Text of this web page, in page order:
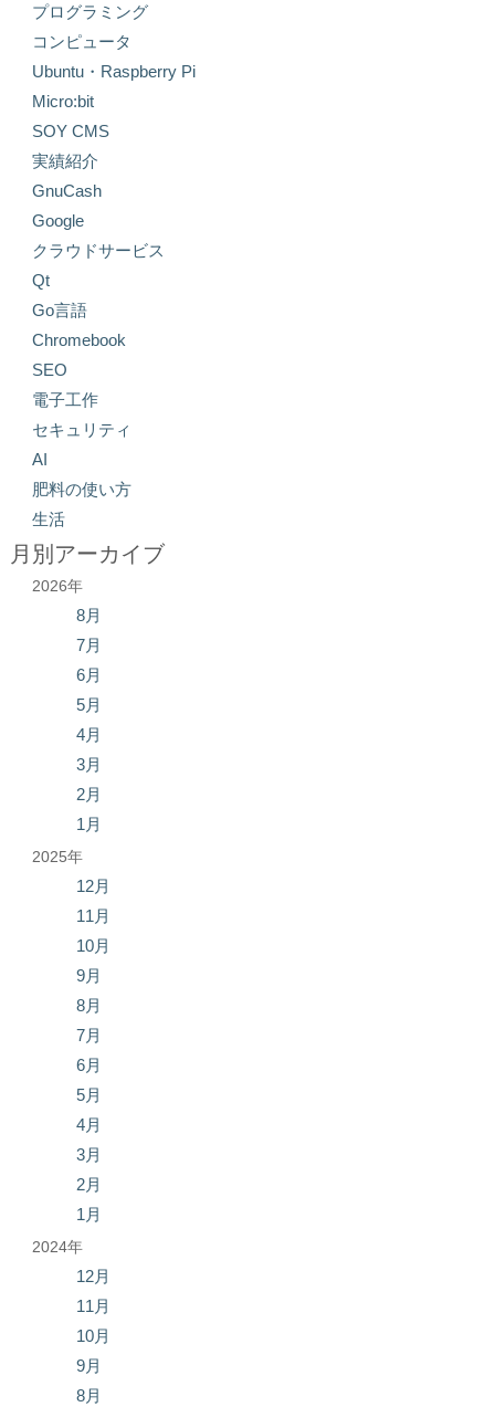
プログラミング
コンピュータ
Ubuntu・Raspberry Pi
Micro:bit
SOY CMS
実績紹介
GnuCash
Google
クラウドサービス
Qt
Go言語
Chromebook
SEO
電子工作
セキュリティ
AI
肥料の使い方
生活
月別アーカイブ
2026年
8月
7月
6月
5月
4月
3月
2月
1月
2025年
12月
11月
10月
9月
8月
7月
6月
5月
4月
3月
2月
1月
2024年
12月
11月
10月
9月
8月